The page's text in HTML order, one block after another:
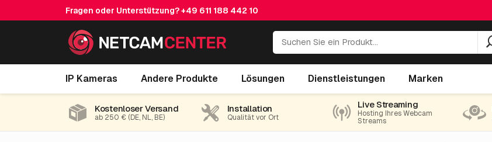
Fragen oder Unterstützung?+49 611 188 442 10
IP Kameras Andere Produkte Lösungen Dienstleistungen Marken
AXIS T93F10 Outdoor Housing 24VAC/12-24VDC
Kostenloser Versand
ab 250 € (DE, NL, BE)
Installation
Qualität vor Ort
Live Streaming
Hosting Ihres Webcam
Streams